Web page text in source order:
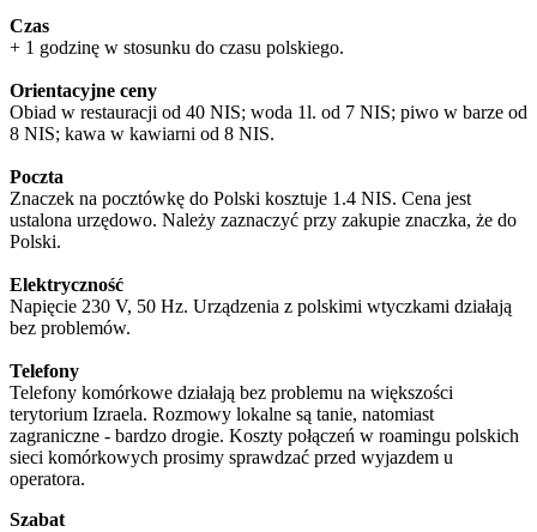
Czas
+ 1 godzinę w stosunku do czasu polskiego.
Orientacyjne ceny
Obiad w restauracji od 40 NIS; woda 1l. od 7 NIS; piwo w barze od
8 NIS; kawa w kawiarni od 8 NIS.
Poczta
Znaczek na pocztówkę do Polski kosztuje 1.4 NIS. Cena jest
ustalona urzędowo. Należy zaznaczyć przy zakupie znaczka, że do
Polski.
Elektryczność
Napięcie 230 V, 50 Hz. Urządzenia z polskimi wtyczkami działają
bez problemów.
Telefony
Telefony komórkowe działają bez problemu na większości
terytorium Izraela. Rozmowy lokalne są tanie, natomiast
zagraniczne - bardzo drogie. Koszty połączeń w roamingu polskich
sieci komórkowych prosimy sprawdzać przed wyjazdem u
operatora.
Szabat